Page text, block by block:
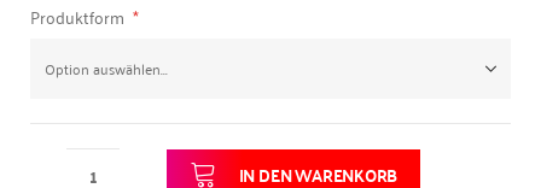
Produktform
IN DEN WARENKORB